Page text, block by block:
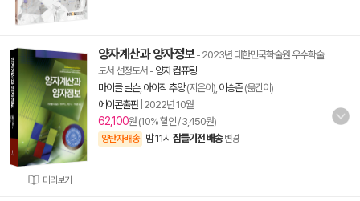
미리보기
양자계산과 양자정보- 2023년 대한민국학술원 우수학술
도서 선정도서 - 양자 컴퓨팅
마이클 닐슨, 아이작 추앙(지은이), 이승준(옮긴이)
에이콘출판| 2022년 10월
62,100원 (10% 할인 / 3,450원)
양탄자배송 밤 11시 잠들기전 배송 변경